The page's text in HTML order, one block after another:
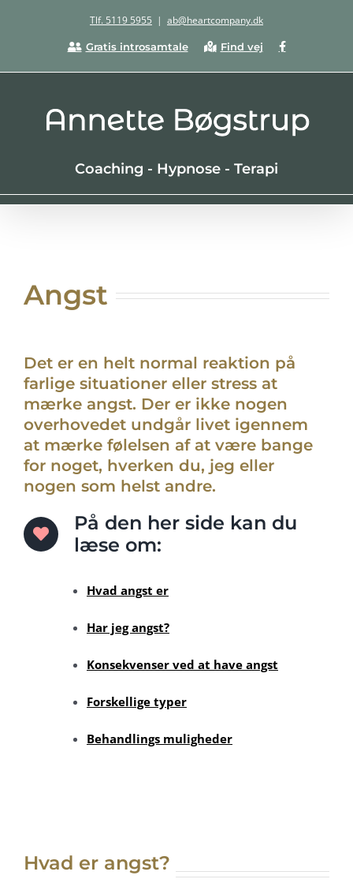
Tlf. 5119 5955 | ab@heartcompany.dk
Gratis introsamtale Find vej Facebook
Coaching - Hypnose - Terapi
Angst
Det er en helt normal reaktion på
farlige situationer eller stress at
mærke angst. Der er ikke nogen
overhovedet undgår livet igennem
at mærke følelsen af at være bange
for noget, hverken du, jeg eller
nogen som helst andre.
På den her side kan du
læse om:
Hvad angst er
Har jeg angst?
Konsekvenser ved at have angst
Forskellige typer
Behandlings muligheder
Hvad er angst?